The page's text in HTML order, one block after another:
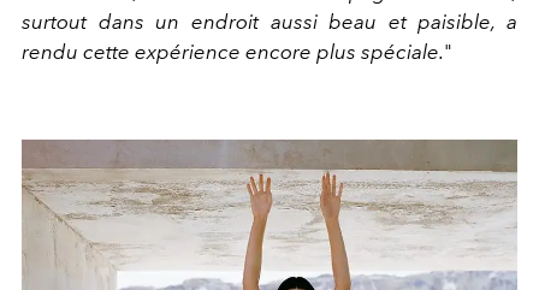
surtout dans un endroit aussi beau et paisible, a
rendu cette expérience encore plus spéciale."